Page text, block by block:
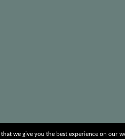
we give you the best experience on our